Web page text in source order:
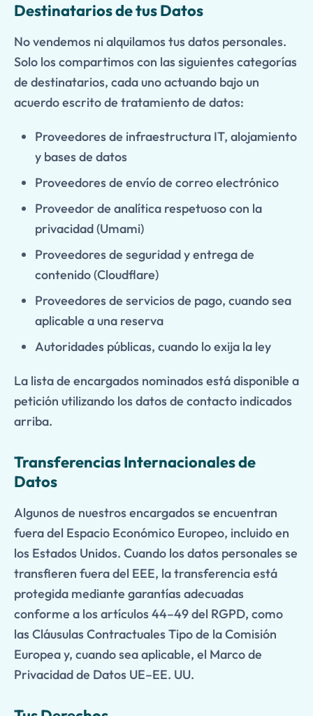
Destinatarios de tus Datos
No vendemos ni alquilamos tus datos personales.
Solo los compartimos con las siguientes categorías
de destinatarios, cada uno actuando bajo un
acuerdo escrito de tratamiento de datos:
Proveedores de infraestructura IT, alojamiento
y bases de datos
Proveedores de envío de correo electrónico
Proveedor de analítica respetuoso con la
privacidad (Umami)
Proveedores de seguridad y entrega de
contenido (Cloudflare)
Proveedores de servicios de pago, cuando sea
aplicable a una reserva
Autoridades públicas, cuando lo exija la ley
La lista de encargados nominados está disponible a
petición utilizando los datos de contacto indicados
arriba.
Transferencias Internacionales de
Datos
Algunos de nuestros encargados se encuentran
fuera del Espacio Económico Europeo, incluido en
los Estados Unidos. Cuando los datos personales se
transfieren fuera del EEE, la transferencia está
protegida mediante garantías adecuadas
conforme a los artículos 44–49 del RGPD, como
las Cláusulas Contractuales Tipo de la Comisión
Europea y, cuando sea aplicable, el Marco de
Privacidad de Datos UE–EE. UU.